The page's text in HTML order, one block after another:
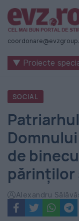
Știri
naționale
internaționale
România
-
Evenimentul
Zilei
▼ Proiecte
SOCIAL
de
părinţilor
Alexandru